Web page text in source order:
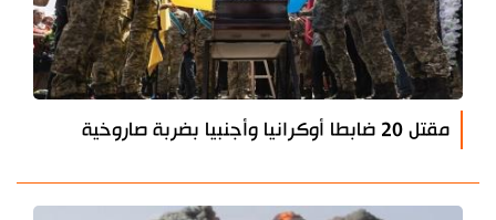
مقتل 20 ضابطا أوكرانيا وأجنبيا بضربة صاروخية